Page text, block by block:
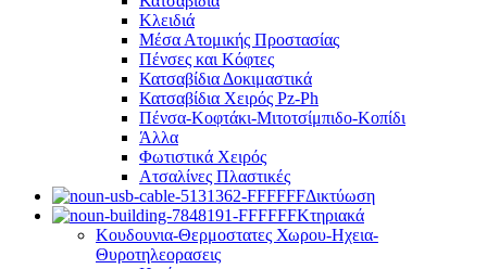
Κλειδιά
Μέσα Ατομικής Προστασίας
Πένσες και Κόφτες
Κατσαβίδια Δοκιμαστικά
Κατσαβίδια Χειρός Pz-Ph
Πένσα-Κοφτάκι-Μιτοτσίμπιδο-Κοπίδι
Άλλα
Φωτιστικά Χειρός
Ατσαλίνες Πλαστικές
Δικτύωση
Κτηριακά
Κουδουνια-Θερμοστατες Χωρου-Ηχεια-
Θυροτηλεορασεις